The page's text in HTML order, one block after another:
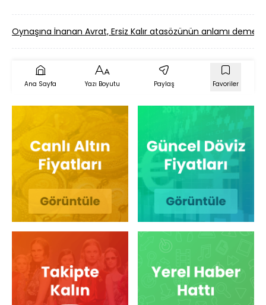
Oynaşına İnanan Avrat, Ersiz Kalır atasözünün anlamı demek?
Ana Sayfa Yazı Boyutu Paylaş Favoriler